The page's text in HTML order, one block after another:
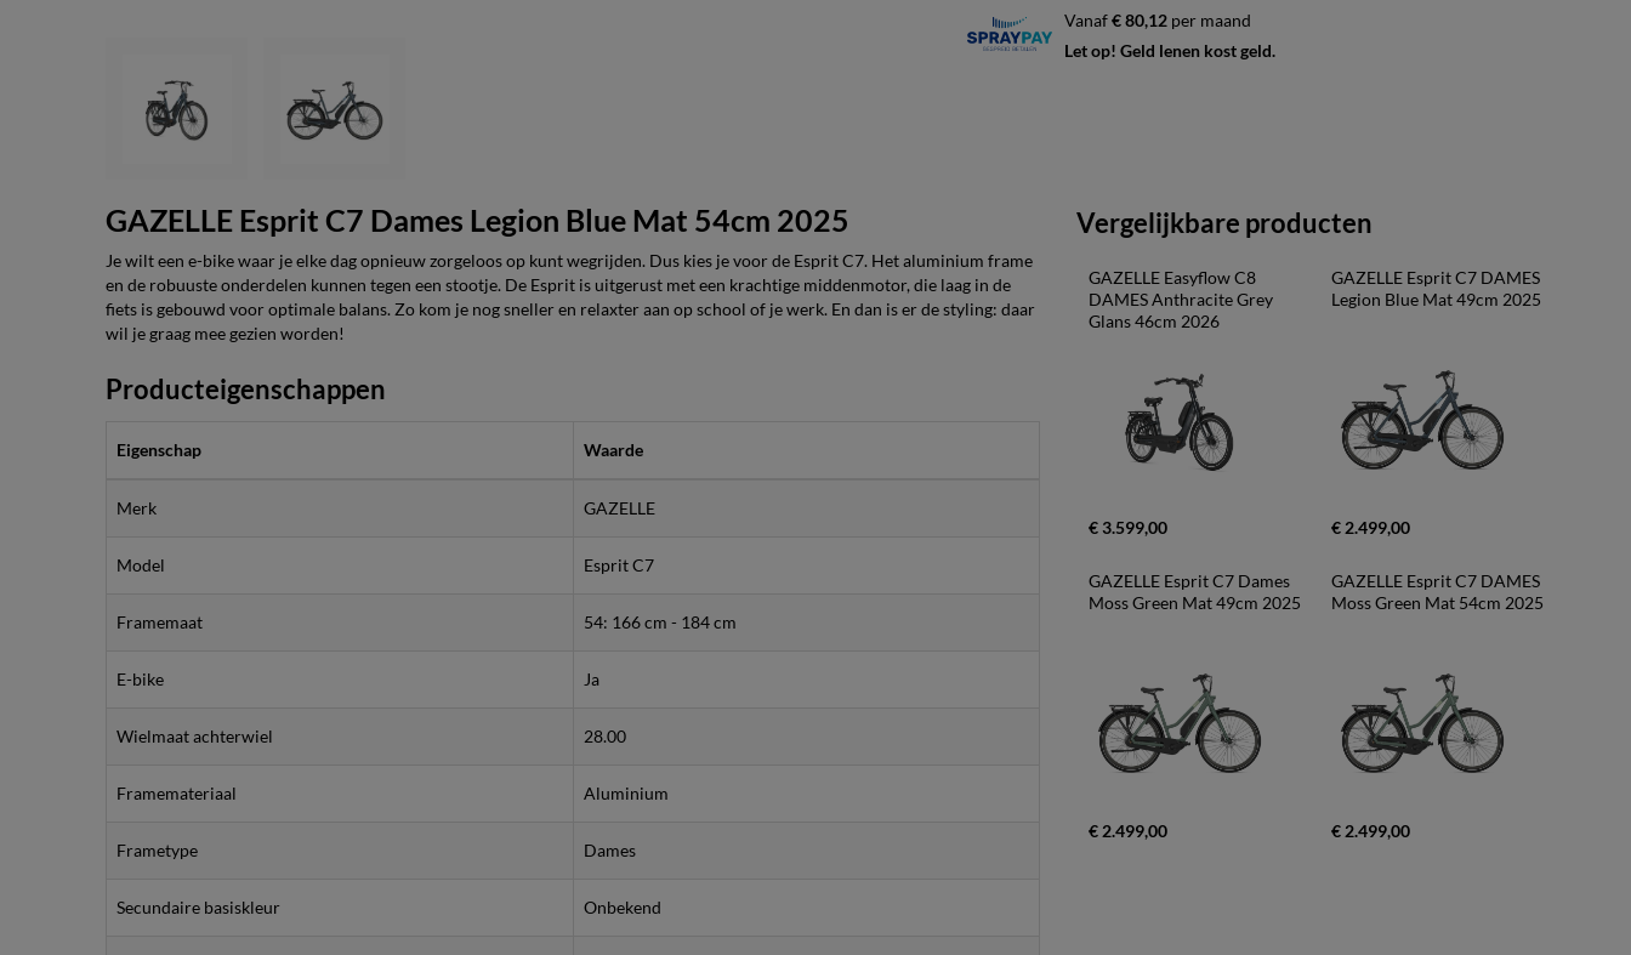
Vanaf€ 80,12 per maand
Let op! Geld lenen kost geld.
GAZELLE Esprit C7 Dames Legion Blue Mat 54cm 2025
Je wilt een e-bike waar je elke dag opnieuw zorgeloos op kunt wegrijden. Dus kies je voor de Esprit C7. Het aluminium frame
en de robuuste onderdelen kunnen tegen een stootje. De Esprit is uitgerust met een krachtige middenmotor, die laag in de
fiets is gebouwd voor optimale balans. Zo kom je nog sneller en relaxter aan op school of je werk. En dan is er de styling: daar
wil je graag mee gezien worden!
Producteigenschappen
Eigenschap Waarde
Merk GAZELLE
Model Esprit C7
Framemaat 54: 166 cm - 184 cm
E-bike Ja
Wielmaat achterwiel 28.00
Framemateriaal Aluminium
Frametype Dames
Secundaire basiskleur Onbekend
Vergelijkbare producten
GAZELLE Easyflow C8
DAMES Anthracite Grey
Glans 46cm 2026
€ 3.599,00
GAZELLE Esprit C7 DAMES
Legion Blue Mat 49cm 2025
€ 2.499,00
GAZELLE Esprit C7 Dames
Moss Green Mat 49cm 2025
€ 2.499,00
GAZELLE Esprit C7 DAMES
Moss Green Mat 54cm 2025
€ 2.499,00